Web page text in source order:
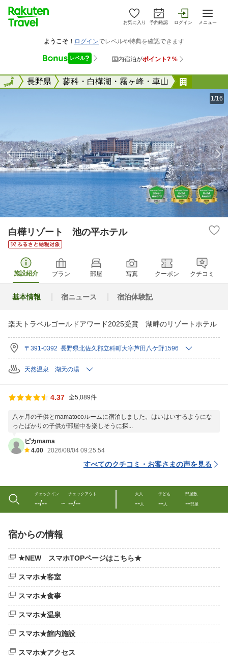
お気に入り 予約確認 ログイン メニュー
全国長野県 蓼科・白樺湖・霧ヶ峰・車山
全国
1/16
白樺リゾート 池の平ホテル
施設紹介 プラン 部屋 写真 クーポン クチコミ
基本情報 宿ニュース 宿泊体験記
楽天トラベルゴールドアワード2025受賞 湖畔のリゾートホテル
〒391-0392 長野県北佐久郡立科町大字芦田八ケ野1596
天然温泉 湖天の湯
4.37 全5,089件
八ヶ月の子供とmamatocoルームに宿泊しました。はいはいするようにな
ったばかりの子供が部屋中を楽しそうに探...
ピカmama
4.00 2026/08/04 09:25:54
すべてのクチコミ・お客さまの声を見る
チェックイン
--/-- 〜
チェックアウト
--/--
大人
--人
子ども
--人
部屋数
--部屋
宿からの情報
★NEW スマホTOPページはこちら★
スマホ★客室
スマホ★食事
スマホ★温泉
スマホ★館内施設
スマホ★アクセス